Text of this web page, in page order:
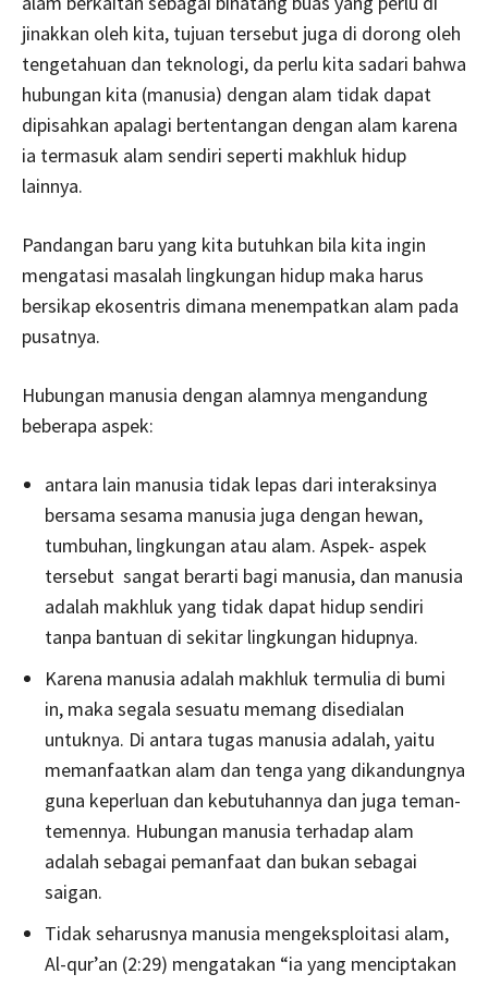
jinakkan oleh kita, tujuan tersebut juga di dorong oleh
tengetahuan dan teknologi, da perlu kita sadari bahwa
hubungan kita (manusia) dengan alam tidak dapat
dipisahkan apalagi bertentangan dengan alam karena
ia termasuk alam sendiri seperti makhluk hidup
lainnya.
Pandangan baru yang kita butuhkan bila kita ingin
mengatasi masalah lingkungan hidup maka harus
bersikap ekosentris dimana menempatkan alam pada
pusatnya.
Hubungan manusia dengan alamnya mengandung
beberapa aspek:
antara lain manusia tidak lepas dari interaksinya
bersama sesama manusia juga dengan hewan,
tumbuhan, lingkungan atau alam. Aspek- aspek
tersebut sangat berarti bagi manusia, dan manusia
adalah makhluk yang tidak dapat hidup sendiri
tanpa bantuan di sekitar lingkungan hidupnya.
Karena manusia adalah makhluk termulia di bumi
in, maka segala sesuatu memang disedialan
untuknya. Di antara tugas manusia adalah, yaitu
memanfaatkan alam dan tenga yang dikandungnya
guna keperluan dan kebutuhannya dan juga teman-
temennya. Hubungan manusia terhadap alam
adalah sebagai pemanfaat dan bukan sebagai
saigan.
Tidak seharusnya manusia mengeksploitasi alam,
Al-qur’an (2:29) mengatakan “ia yang menciptakan